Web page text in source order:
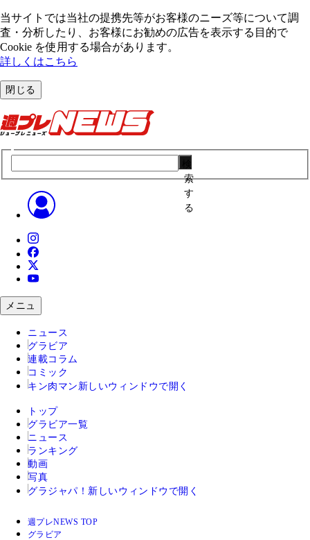
当サイトでは当社の提携先等がお客様のニーズ等について調
査・分析したり、お客様にお勧めの広告を表⽰する⽬的で
Cookie を使⽤する場合があります。
詳しくはこちら
閉じる
索
す
る
メニュ
ニュース
グラビア
連載コラム
コミック
キン肉マン 新しいウィンドウで開く
トップ
グラビア一覧
ニュース
ランキング
動画
写真
グラジャパ！ 新しいウィンドウで開く
週プレNEWS TOP
グラビア